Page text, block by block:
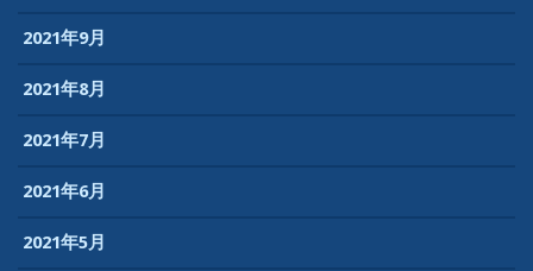
2021年9月
2021年8月
2021年7月
2021年6月
2021年5月